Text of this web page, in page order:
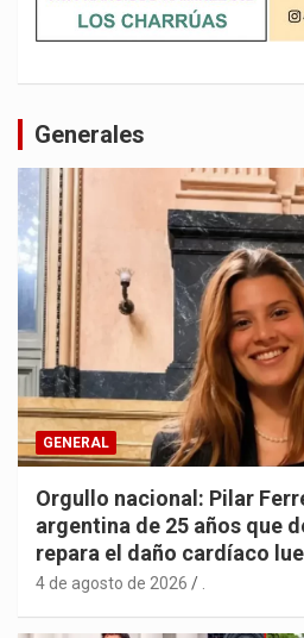
Generales
GENERAL
Orgullo nacional: Pilar
argentina de 25 años que
repara el daño cardíaco
4 de agosto de 2026